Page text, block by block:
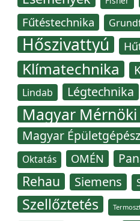
Fűtéstechnika
Hőszivattyú
Klímatechnika
Lindab Légtechnika
Magyar Mérnöki
Magyar
Oktatás OMÉN
Rehau Siemens
Szellőztetés